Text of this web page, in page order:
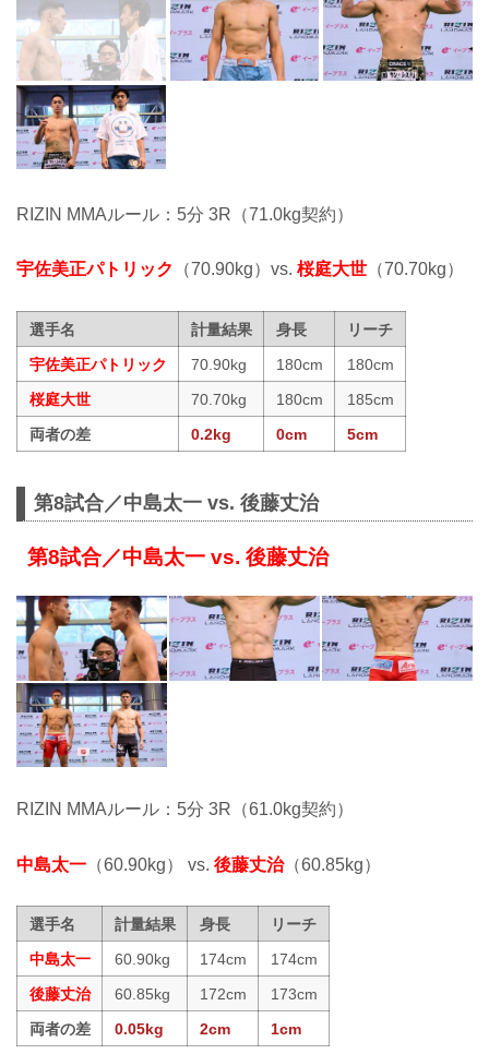
RIZIN MMAルール：5分 3R（71.0kg契約）
宇佐美正パトリック （70.90kg）vs. 桜庭大世 （70.70kg）
選手名 計量結果 身長
リーチ
宇佐美正パトリック
70.90kg 180cm
180cm
桜庭大世
70.70kg 180cm
185cm
両者の差
0.2kg 0cm 5cm
第8試合／中島太一 vs. 後藤丈治
第8試合／中島太一 vs. 後藤丈治
RIZIN MMAルール：5分 3R（61.0kg契約）
中島太一 （60.90kg） vs. 後藤丈治（60.85kg）
選手名 計量結果 身長
リーチ
中島太一
60.90kg 174cm
174cm
後藤丈治
60.85kg 172cm
173cm
両者の差
0.05kg 2cm 1cm